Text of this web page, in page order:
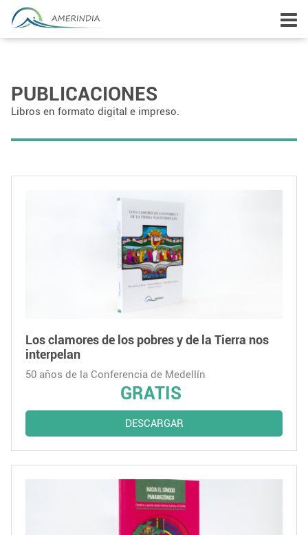
PUBLICACIONES
Libros en formato digital e impreso.
Los clamores de los pobres y de la Tierra nos
interpelan
50 años de la Conferencia de Medellín
GRATIS
DESCARGAR